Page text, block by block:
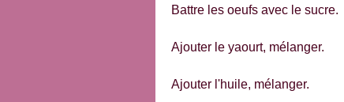
Battre les oeufs avec le sucre.
Ajouter le yaourt, mélanger.
Ajouter l'huile, mélanger.